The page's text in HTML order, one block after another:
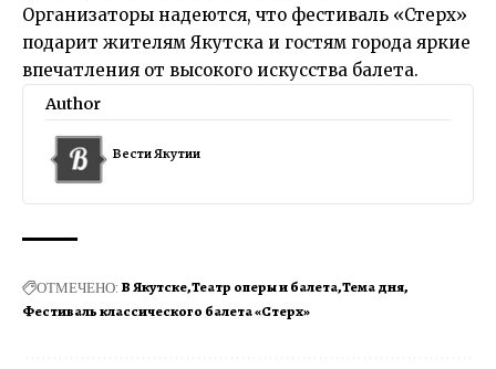
Организаторы надеются, что фестиваль «Стерх»
подарит жителям Якутска и гостям города яркие
впечатления от высокого искусства балета.
Author
Вести Якутии
ОТМЕЧЕНО: В Якутске Театр оперы и балета Тема дня
Фестиваль классического балета «Стерх»